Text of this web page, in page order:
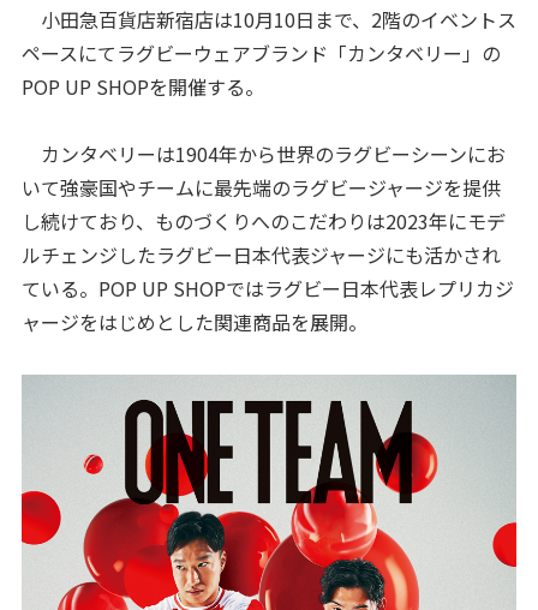
小田急百貨店新宿店は10月10日まで、2階のイベントス
ペースにてラグビーウェアブランド「カンタベリー」の
POP UP SHOPを開催する。
カンタベリーは1904年から世界のラグビーシーンにお
いて強豪国やチームに最先端のラグビージャージを提供
し続けており、ものづくりへのこだわりは2023年にモデ
ルチェンジしたラグビー日本代表ジャージにも活かされ
ている。POP UP SHOPではラグビー日本代表レプリカジ
ャージをはじめとした関連商品を展開。